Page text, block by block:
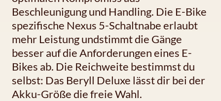
Beschleunigung und Handling. Die E-Bike
spezifische Nexus 5-Schaltnabe erlaubt
mehr Leistung undstimmt die Gänge
besser auf die Anforderungen eines E-
Bikes ab. Die Reichweite bestimmst du
selbst: Das Beryll Deluxe lässt dir bei der
Akku-Größe die freie Wahl.